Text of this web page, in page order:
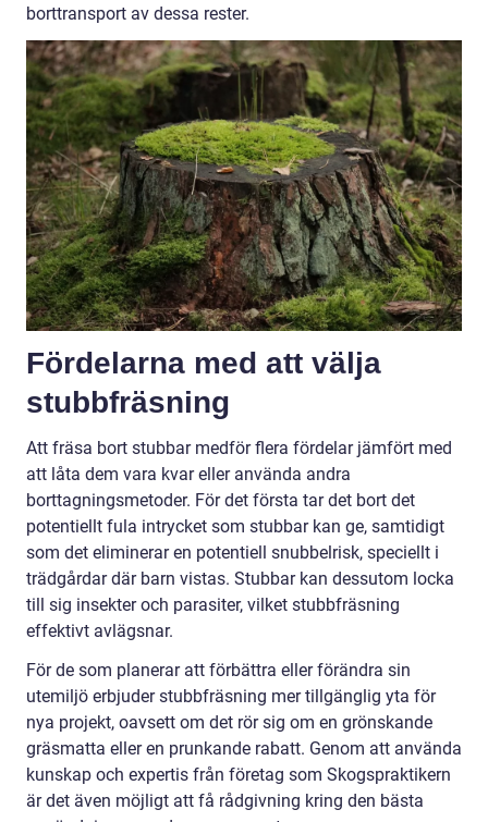
borttransport av dessa rester.
Fördelarna med att välja
stubbfräsning
Att fräsa bort stubbar medför flera fördelar jämfört med
att låta dem vara kvar eller använda andra
borttagningsmetoder. För det första tar det bort det
potentiellt fula intrycket som stubbar kan ge, samtidigt
som det eliminerar en potentiell snubbelrisk, speciellt i
trädgårdar där barn vistas. Stubbar kan dessutom locka
till sig insekter och parasiter, vilket stubbfräsning
effektivt avlägsnar.
För de som planerar att förbättra eller förändra sin
utemiljö erbjuder stubbfräsning mer tillgänglig yta för
nya projekt, oavsett om det rör sig om en grönskande
gräsmatta eller en prunkande rabatt. Genom att använda
kunskap och expertis från företag som Skogspraktikern
är det även möjligt att få rådgivning kring den bästa